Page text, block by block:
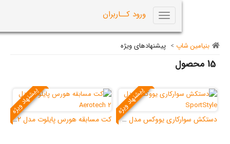
ورود کــاربران
> پیشنهادهای ویژه
پیشنهاد ویژه
دستکش سوارکاری یووکس مدل SportStyle
پیشنهاد ویژه
کت مسابقه هورس پایلوت مدل Aerotech 2